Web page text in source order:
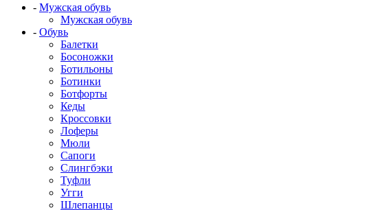
- Мужская обувь
Мужская обувь
- Обувь
Балетки
Босоножки
Ботильоны
Ботинки
Ботфорты
Кеды
Кроссовки
Лоферы
Мюли
Сапоги
Слингбэки
Туфли
Угги
Шлепанцы